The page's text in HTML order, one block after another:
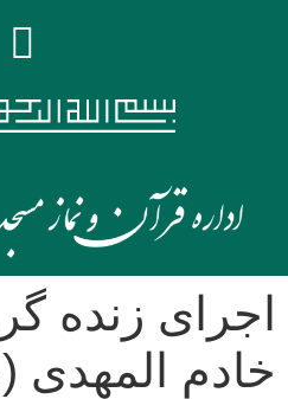
اجرای زنده
خادم المهدی